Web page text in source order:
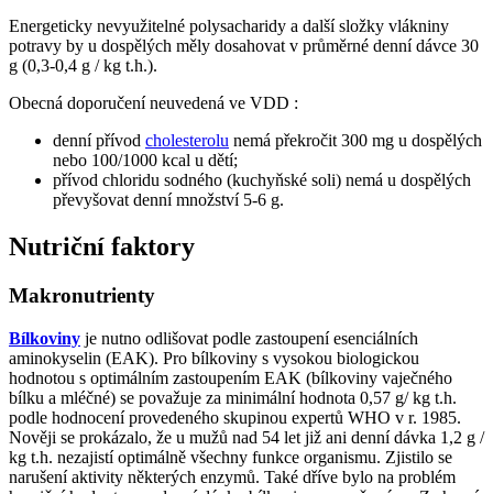
Energeticky nevyužitelné polysacharidy a další složky vlákniny
potravy by u dospělých měly dosahovat v průměrné denní dávce 30
g (0,3-0,4 g / kg t.h.).
Obecná doporučení neuvedená ve VDD :
denní přívod cholesterolu nemá překročit 300 mg u dospělých
nebo 100/1000 kcal u dětí;
přívod chloridu sodného (kuchyňské soli) nemá u dospělých
převyšovat denní množství 5-6 g.
Nutriční faktory
Makronutrienty
Bílkoviny je nutno odlišovat podle zastoupení esenciálních
aminokyselin (EAK). Pro bílkoviny s vysokou biologickou
hodnotou s optimálním zastoupením EAK (bílkoviny vaječného
bílku a mléčné) se považuje za minimální hodnota 0,57 g/ kg t.h.
podle hodnocení provedeného skupinou expertů WHO v r. 1985.
Nověji se prokázalo, že u mužů nad 54 let již ani denní dávka 1,2 g /
kg t.h. nezajistí optimálně všechny funkce organismu. Zjistilo se
narušení aktivity některých enzymů. Také dříve bylo na problém